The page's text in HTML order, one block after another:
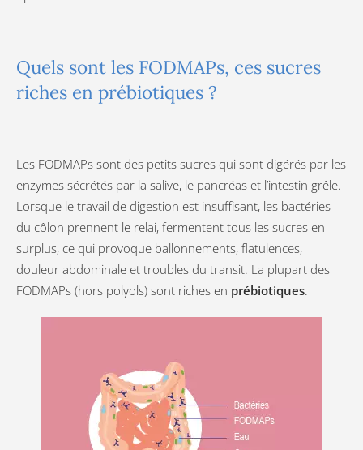
Quels sont les FODMAPs, ces sucres
riches en prébiotiques ?
Les FODMAPs sont des petits sucres qui sont digérés par les
enzymes sécrétés par la salive, le pancréas et l’intestin grêle.
Lorsque le travail de digestion est insuffisant, les bactéries
du côlon prennent le relai, fermentent tous les sucres en
surplus, ce qui provoque ballonnements, flatulences,
douleur abdominale et troubles du transit. La plupart des
FODMAPs (hors polyols) sont riches en prébiotiques.